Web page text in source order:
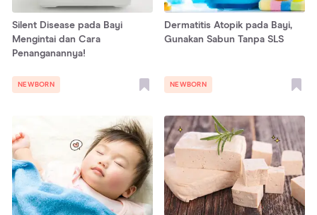
Silent Disease pada Bayi
Mengintai dan Cara
Penanganannya!
NEWBORN
Dermatitis Atopik pada Bayi,
Gunakan Sabun Tanpa SLS
NEWBORN